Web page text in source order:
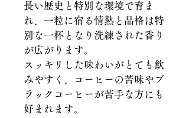
長い歴史と特別な環境で育ま
れ、一粒に宿る情熱と品格は特
別な一杯となり洗練された香り
が広がります。
スッキリした味わいがとても飲
みやすく、コーヒーの苦味やブ
ラックコーヒーが苦手な方にも
好まれます。